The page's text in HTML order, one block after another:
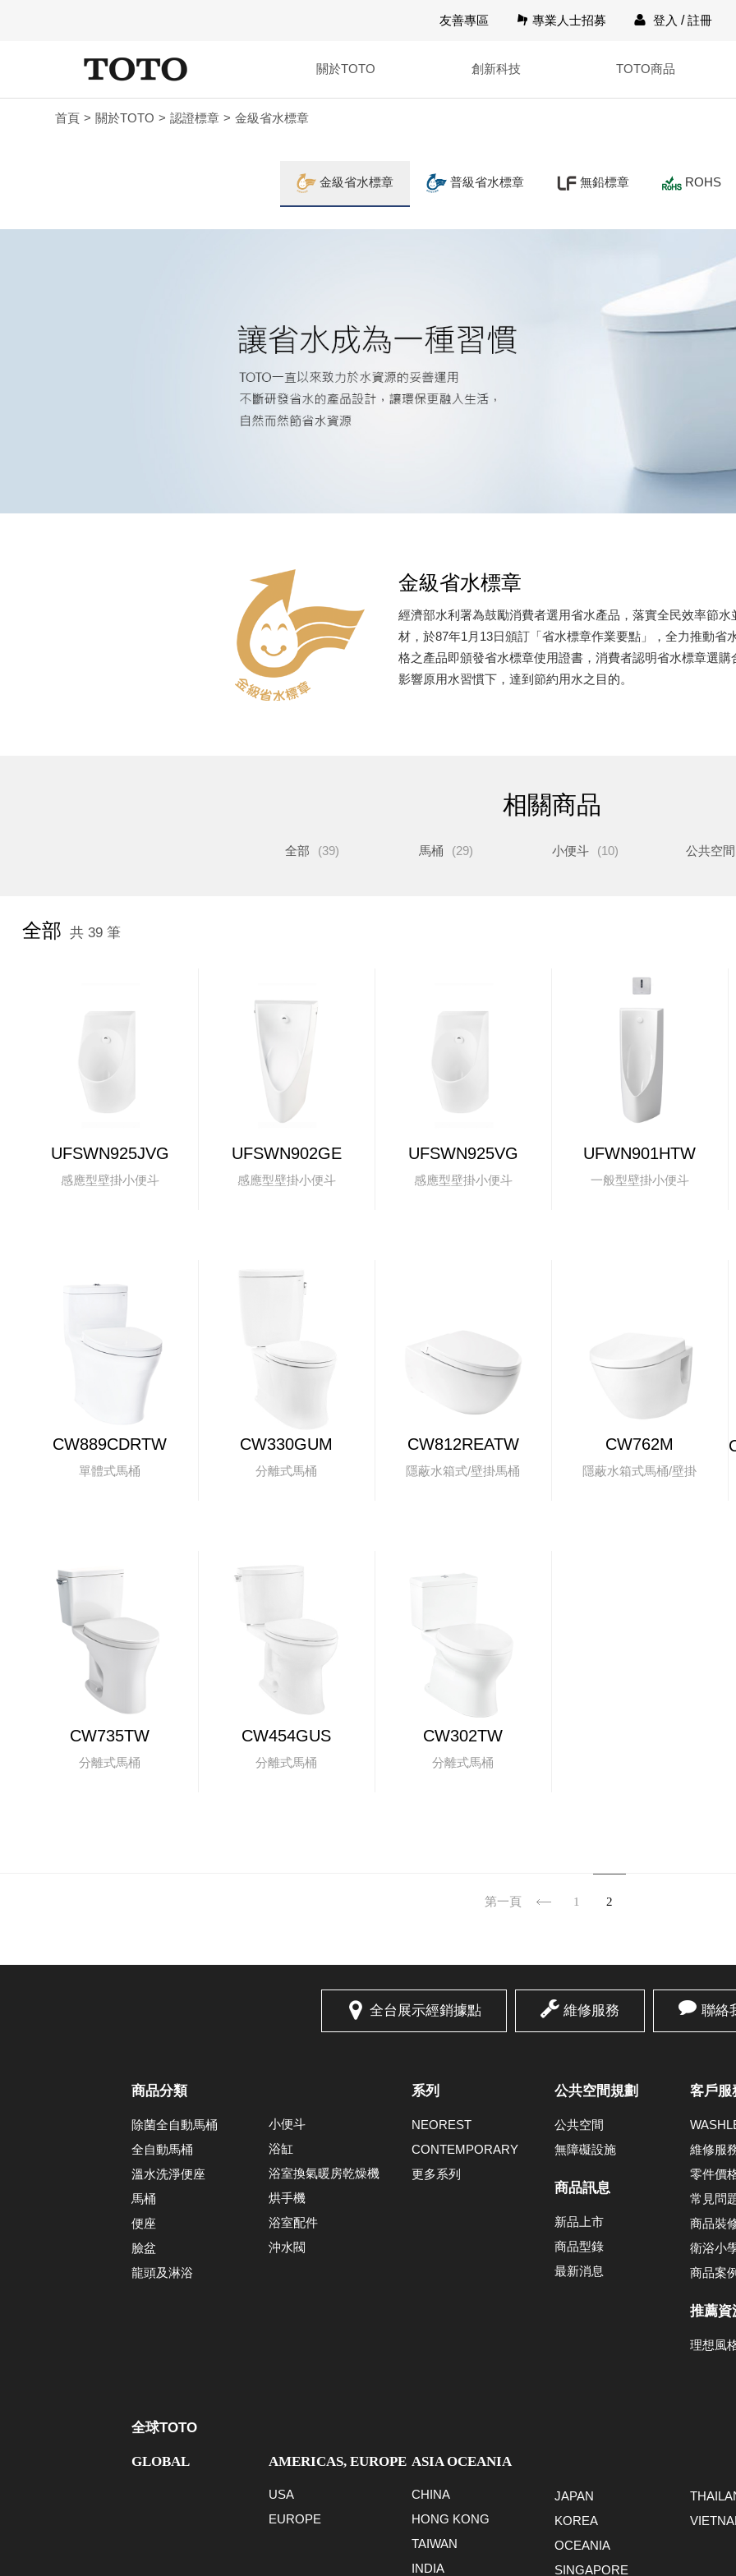
友善專區 專業人士招募 登入 /註冊
關於TOTO 創新科技 TOTO商品
首頁 關於TOTO 認證標章 金級省水標章
金級省水標章 普級省水標章 無鉛標章 ROHS
金級省水標章
經濟部水利署為鼓勵消費者選用省水產品，落實全民效率節水
材，於87年1月13日頒訂「省水標章作業要點」，全力推動省
格之產品即頒發省水標章使用證書，消費者認明省水標章選
影響原用水習慣下，達到節約用水之目的。
相關商品
全部 (39) 馬桶 (29) 小便斗 (10) 公共空間
全部 共 39 筆
UFSWN925JVG
感應型壁掛小便斗
UFSWN902GE
感應型壁掛小便斗
UFSWN925VG
感應型壁掛小便斗
UFWN901HTW
一般型壁掛小便斗
CW889CDRTW
單體式馬桶
CW330GUM
分離式馬桶
CW812REATW
隱蔽水箱式/壁掛馬桶
CW762M
隱蔽水箱式馬桶/壁掛
CW735TW
分離式馬桶
CW454GUS
分離式馬桶
CW302TW
分離式馬桶
第一頁 1 2
全台展示經銷據點 維修服務 聯絡
商品分類
除菌全自動馬桶
全自動馬桶
溫水洗淨便座
馬桶
便座
臉盆
龍頭及淋浴
小便斗
浴缸
浴室換氣暖房乾燥機
烘手機
浴室配件
沖水閥
系列
NEOREST
CONTEMPORARY
更多系列
公共空間規劃
公共空間
無障礙設施
商品訊息
新品上市
商品型錄
最新消息
客戶服
維修服
零件價
常見問
商品裝
衛浴小
商品案
推薦資
理想風
全球TOTO
GLOBAL AMERICAS, EUROPE
USA
EUROPE
ASIA OCEANIA
CHINA
HONG KONG
TAIWAN
INDIA
JAPAN
KOREA
OCEANIA
SINGAPORE